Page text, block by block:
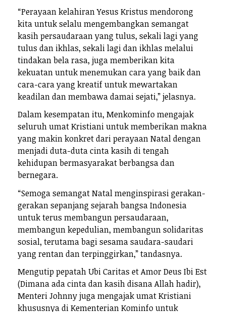
“Perayaan kelahiran Yesus Kristus mendorong
kita untuk selalu mengembangkan semangat
kasih persaudaraan yang tulus, sekali lagi yang
tulus dan ikhlas, sekali lagi dan ikhlas melalui
tindakan bela rasa, juga memberikan kita
kekuatan untuk menemukan cara yang baik dan
cara-cara yang kreatif untuk mewartakan
keadilan dan membawa damai sejati,” jelasnya.
Dalam kesempatan itu, Menkominfo mengajak
seluruh umat Kristiani untuk memberikan makna
yang makin konkret dari perayaan Natal dengan
menjadi duta-duta cinta kasih di tengah
kehidupan bermasyarakat berbangsa dan
bernegara.
“Semoga semangat Natal menginspirasi gerakan-
gerakan sepanjang sejarah bangsa Indonesia
untuk terus membangun persaudaraan,
membangun kepedulian, membangun solidaritas
sosial, terutama bagi sesama saudara-saudari
yang rentan dan terpinggirkan,” tandasnya.
Mengutip pepatah Ubi Caritas et Amor Deus Ibi Est
(Dimana ada cinta dan kasih disana Allah hadir),
Menteri Johnny juga mengajak umat Kristiani
khususnya di Kementerian Kominfo untuk